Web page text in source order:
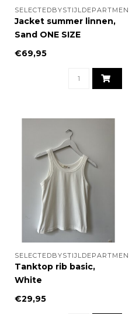
SELECTEDBYSTIJLDEPARTMENT
Jacket summer linnen,
Sand ONE SIZE
€69,95
SELECTEDBYSTIJLDEPARTMENT
Tanktop rib basic,
White
€29,95